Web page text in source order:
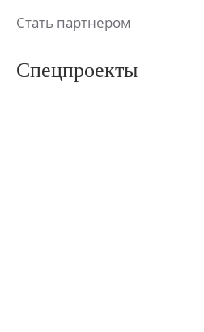
Стать партнером
Спецпроекты